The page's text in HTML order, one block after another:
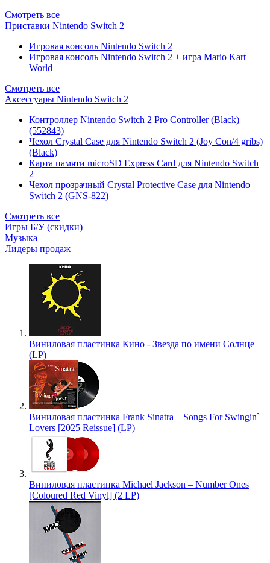
Смотреть все
Приставки Nintendo Switch 2
Игровая консоль Nintendo Switch 2
Игровая консоль Nintendo Switch 2 + игра Mario Kart
World
Смотреть все
Аксессуары Nintendo Switch 2
Контроллер Nintendo Switch 2 Pro Controller (Black)
(552843)
Чехол Сrystal Сase для Nintendo Switch 2 (Joy Con/4 gribs)
(Black)
Карта памяти microSD Express Card для Nintendo Switch
2
Чехол прозрачный Crystal Protective Case для Nintendo
Switch 2 (GNS-822)
Смотреть все
Игры Б/У (скидки)
Музыка
Лидеры продаж
Виниловая пластинка Кино - Звезда по имени Солнце
(LP)
Виниловая пластинка Frank Sinatra – Songs For Swingin`
Lovers [2025 Reissue] (LP)
Виниловая пластинка Michael Jackson – Number Ones
[Coloured Red Vinyl] (2 LP)